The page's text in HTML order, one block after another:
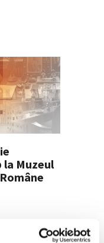
Muzeul